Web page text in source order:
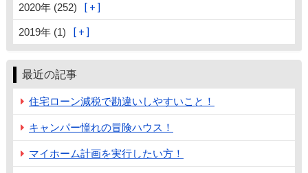
2020年 (252)
2019年 (1)
最近の記事
住宅ローン減税で勘違いしやすいこと！
キャンパー憧れの冒険ハウス！
マイホーム計画を実行したい方！